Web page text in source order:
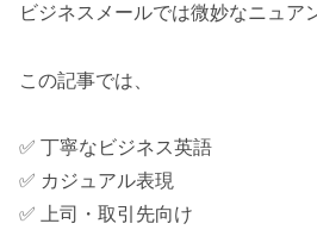
ビジネスメールでは微妙なニュア
この記事では、
✅ 丁寧なビジネス英語
✅ カジュアル表現
✅ 上司・取引先向け